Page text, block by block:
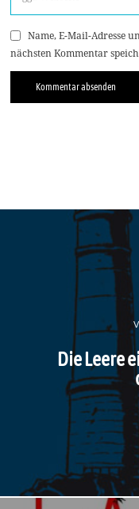
Name, E-Mail-Adresse
nächsten Kommentar
Die Leere